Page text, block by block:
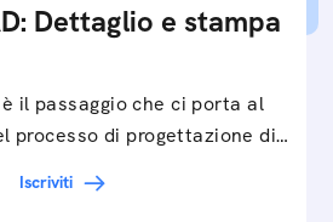
Dettaglio e stampa
il passaggio che ci porta al
processo di progettazione di
Iscriviti